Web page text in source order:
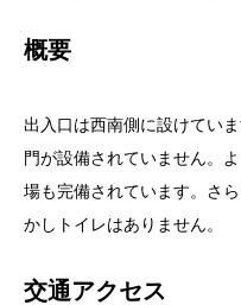
概要
出入口は西南側に設けてい
門が設備されていません。
場も完備されています。さ
かしトイレはありません。
交通アクセス